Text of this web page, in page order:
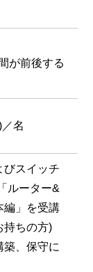
が前後する
名
びスイッチ
ルーター&
編」を受講
持ちの方)
築、保守に